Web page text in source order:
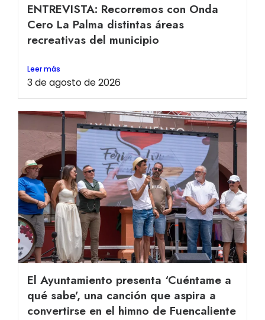
ENTREVISTA: Recorremos con Onda
Cero La Palma distintas áreas
recreativas del municipio
Leer más
3 de agosto de 2026
El Ayuntamiento presenta ‘Cuéntame a
qué sabe’, una canción que aspira a
convertirse en el himno de Fuencaliente